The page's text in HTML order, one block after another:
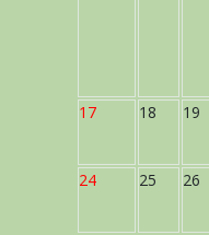
17 18 19
24 25 26